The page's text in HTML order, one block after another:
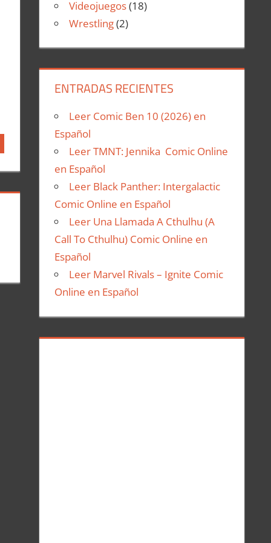
Videojuegos(18)
Wrestling(2)
ENTRADAS RECIENTES
Leer Comic Ben 10 (2026) en
Español
Leer TMNT: Jennika Comic Online
en Español
Leer Black Panther: Intergalactic
Comic Online en Español
Leer Una Llamada A Cthulhu (A
Call To Cthulhu) Comic Online en
Español
Leer Marvel Rivals – Ignite Comic
Online en Español